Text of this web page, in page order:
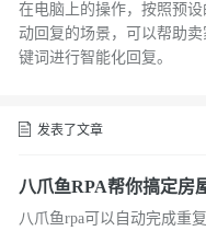
在电脑上的操作，按照预
动回复的场景，可以帮助
键词进行智能化回复。
发表了文章
八爪鱼RPA帮你搞定房
八爪鱼rpa可以自动完成重